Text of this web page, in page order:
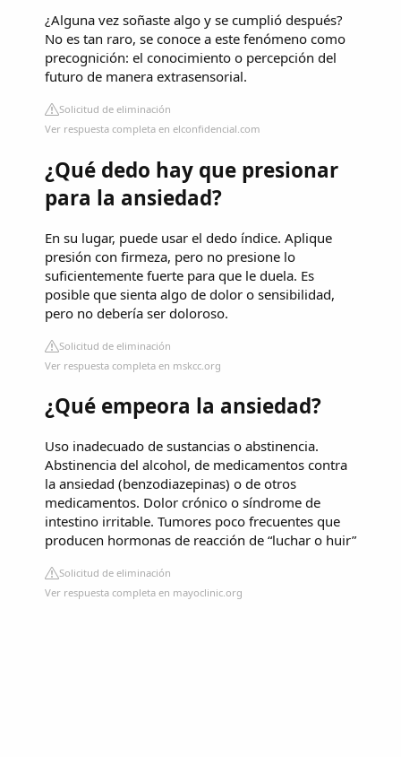
¿Alguna vez soñaste algo y se cumplió después?
No es tan raro, se conoce a este fenómeno como
precognición: el conocimiento o percepción del
futuro de manera extrasensorial.
Solicitud de eliminación
Ver respuesta completa en elconfidencial.com
¿Qué dedo hay que presionar
para la ansiedad?
En su lugar, puede usar el dedo índice. Aplique
presión con firmeza, pero no presione lo
suficientemente fuerte para que le duela. Es
posible que sienta algo de dolor o sensibilidad,
pero no debería ser doloroso.
Solicitud de eliminación
Ver respuesta completa en mskcc.org
¿Qué empeora la ansiedad?
Uso inadecuado de sustancias o abstinencia.
Abstinencia del alcohol, de medicamentos contra
la ansiedad (benzodiazepinas) o de otros
medicamentos. Dolor crónico o síndrome de
intestino irritable. Tumores poco frecuentes que
producen hormonas de reacción de “luchar o huir”
Solicitud de eliminación
Ver respuesta completa en mayoclinic.org